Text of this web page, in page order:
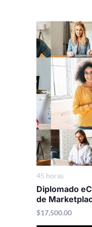
45 horas
Diplomado
de
$17,500.00